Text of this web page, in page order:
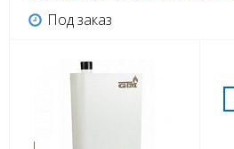
Под заказ